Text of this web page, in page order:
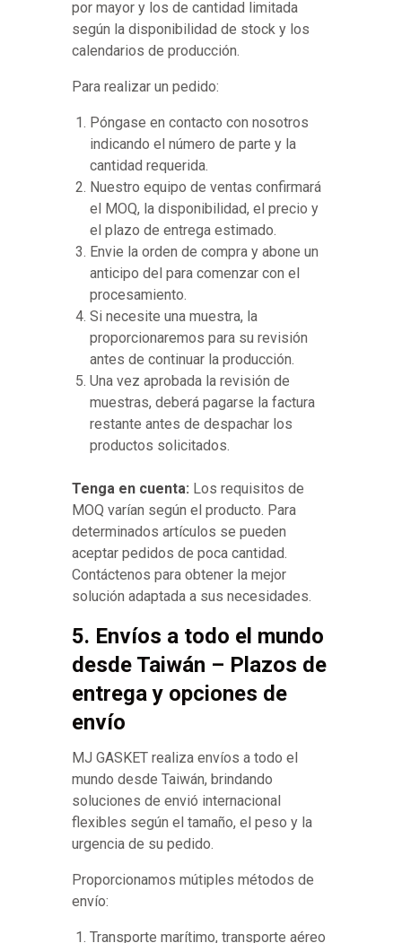
por mayor y los de cantidad limitada
según la disponibilidad de stock y los
calendarios de producción.
Para realizar un pedido:
Póngase en contacto con nosotros
indicando el número de parte y la
cantidad requerida.
Nuestro equipo de ventas confirmará
el MOQ, la disponibilidad, el precio y
el plazo de entrega estimado.
Envie la orden de compra y abone un
anticipo del para comenzar con el
procesamiento.
Si necesite una muestra, la
proporcionaremos para su revisión
antes de continuar la producción.
Una vez aprobada la revisión de
muestras, deberá pagarse la factura
restante antes de despachar los
productos solicitados.
Tenga en cuenta: Los requisitos de
MOQ varían según el producto. Para
determinados artículos se pueden
aceptar pedidos de poca cantidad.
Contáctenos para obtener la mejor
solución adaptada a sus necesidades.
5. Envíos a todo el mundo
desde Taiwán – Plazos de
entrega y opciones de
envío
MJ GASKET realiza envíos a todo el
mundo desde Taiwán, brindando
soluciones de envió internacional
flexibles según el tamaño, el peso y la
urgencia de su pedido.
Proporcionamos mútiples métodos de
envío:
Transporte marítimo, transporte aéreo